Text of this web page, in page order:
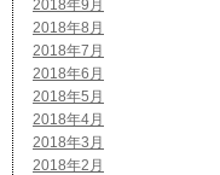
2018年9月
2018年8月
2018年7月
2018年6月
2018年5月
2018年4月
2018年3月
2018年2月